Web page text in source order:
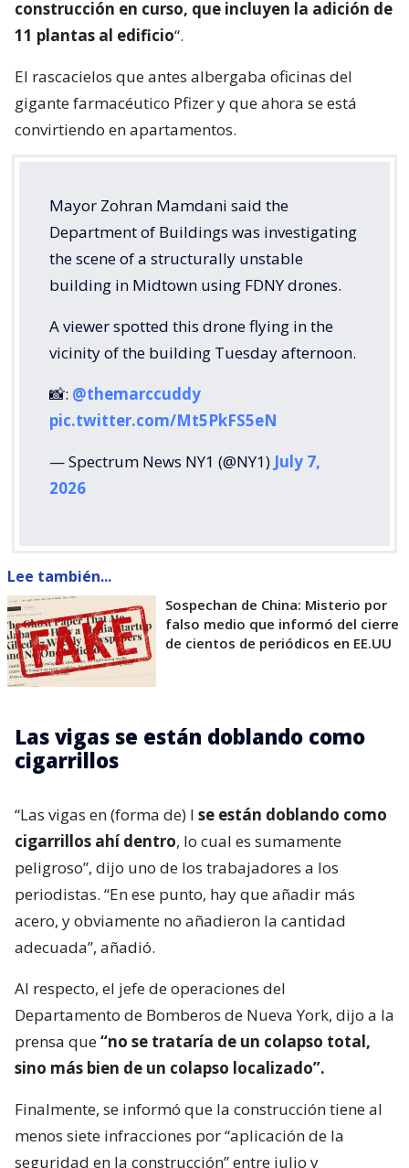
construcción en curso, que incluyen la adición de
11 plantas al edificio“.
El rascacielos que antes albergaba oficinas del
gigante farmacéutico Pfizer y que ahora se está
convirtiendo en apartamentos.
Mayor Zohran Mamdani said the
Department of Buildings was investigating
the scene of a structurally unstable
building in Midtown using FDNY drones.
A viewer spotted this drone flying in the
vicinity of the building Tuesday afternoon.
📸: @themarccuddy
pic.twitter.com/Mt5PkFS5eN
— Spectrum News NY1 (@NY1) July 7,
2026
Lee también...
Sospechan de China: Misterio por
falso medio que informó del cierre
de cientos de periódicos en EE.UU
Las vigas se están doblando como
cigarrillos
“Las vigas en (forma de) I se están doblando como
cigarrillos ahí dentro, lo cual es sumamente
peligroso”, dijo uno de los trabajadores a los
periodistas. “En ese punto, hay que añadir más
acero, y obviamente no añadieron la cantidad
adecuada”, añadió.
Al respecto, el jefe de operaciones del
Departamento de Bomberos de Nueva York, dijo a la
prensa que“no se trataría de un colapso total,
sino más bien de un colapso localizado”.
Finalmente, se informó que la construcción tiene al
menos siete infracciones por “aplicación de la
seguridad en la construcción” entre julio y